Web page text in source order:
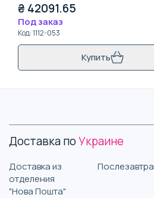
₴ 42091.65
Под заказ
Код:1112-053
Купить
Доставка поУкраине
Доставка из
отделения
"Нова Пошта"
Послезавтра